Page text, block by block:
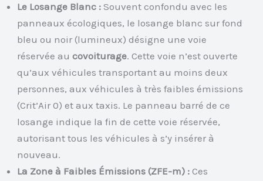
Le Losange Blanc : Souvent confondu avec les
panneaux écologiques, le losange blanc sur fond
bleu ou noir (lumineux) désigne une voie
réservée aucovoiturage. Cette voie n’est ouverte
qu’aux véhicules transportant au moins deux
personnes, aux véhicules à très faibles émissions
(Crit’Air 0) et aux taxis. Le panneau barré de ce
losange indique la fin de cette voie réservée,
autorisant tous les véhicules à s’y insérer à
nouveau.
La Zone à Faibles Émissions (ZFE-m) : Ces